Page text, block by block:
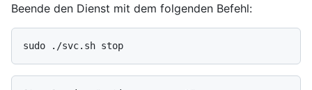
Beende den Dienst mit dem folgenden Befehl: